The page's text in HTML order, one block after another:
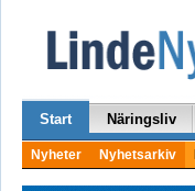
Start Näringsliv
Nyheter Nyhetsarkiv